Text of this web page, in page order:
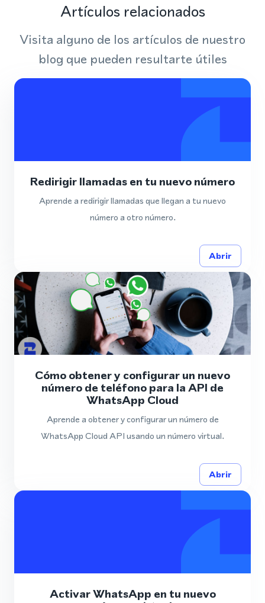
Artículos relacionados
Visita alguno de los artículos de nuestro
blog que pueden resultarte útiles
Redirigir llamadas en tu nuevo número
Aprende a redirigir llamadas que llegan a tu nuevo
número a otro número.
Abrir
Cómo obtener y configurar un nuevo
número de teléfono para la API de
WhatsApp Cloud
Aprende a obtener y configurar un número de
WhatsApp Cloud API usando un número virtual.
Abrir
Activar WhatsApp en tu nuevo